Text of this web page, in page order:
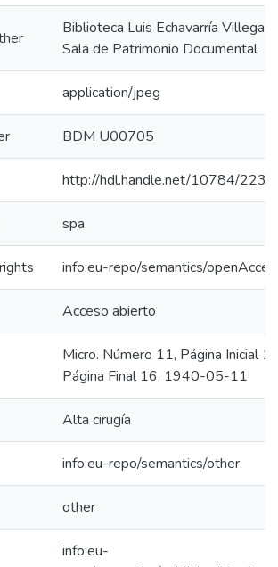
Biblioteca Luis Echavarría Villegas,
Sala de Patrimonio Documental
application/jpeg
BDM U00705
http://hdl.handle.net/10784/
spa
info:eu-repo/semantics/
Acceso abierto
Micro. Número 11, Página Inicial
Página Final 16, 1940-05-11
Alta cirugía
info:eu-repo/semantics/other
other
info:eu-